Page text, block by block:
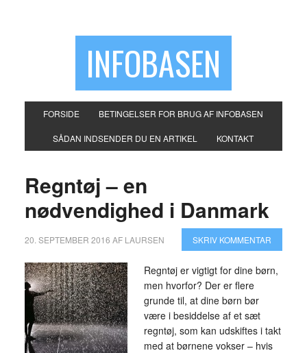
INFOBASEN
FORSIDE BETINGELSER FOR BRUG AF INFOBASEN
SÅDAN INDSENDER DU EN ARTIKEL KONTAKT
Regntøj – en
nødvendighed i Danmark
20. SEPTEMBER 2016 AF LAURSEN SKRIV KOMMENTAR
Regntøj er vigtigt for dine børn,
men hvorfor? Der er flere
grunde til, at dine børn bør
være i besiddelse af et sæt
regntøj, som kan udskiftes i takt
med at børnene vokser – hvis